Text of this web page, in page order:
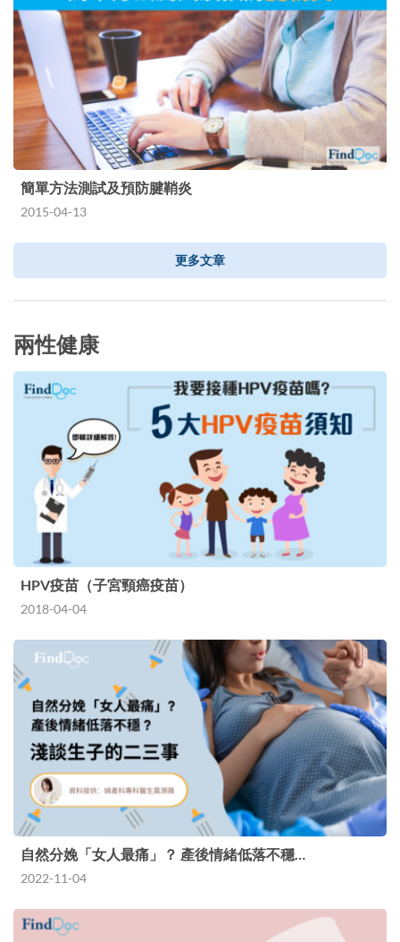
簡單方法測試及預防腱鞘炎
2015-04-13
更多文章
兩性健康
HPV疫苗（子宮頸癌疫苗）
2018-04-04
自然分娩「女人最痛」？ 產後情緒低落不穩…
2022-11-04